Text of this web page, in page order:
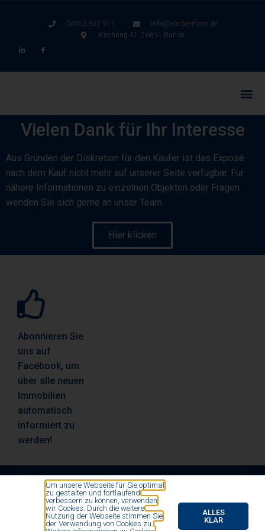
04953 922 911
info@vosse-immo.de
Kirchring 41, 26831 Bunde
Vielen Dank für Ihr Interesse
Aus Gründen der Diskretion für den Käufer ist das Exposé
nach dem Kauf nicht mehr auf unserer Seite verfügbar. Für
nähere Informationen zu einzelnen Objekten oder Fragen
wenden Sie sich gerne an unser Team.
Hier klicken
Abonnieren Sie
uns auf
Facebook, um
über alle neuen
Immobilien
automatisch
informiert zu
werden!
© All rights reserved by Vosse Immobilien- und
Finanzierungsmakler 2020
Um unsere Webseite für Sie optimal
zu gestalten und fortlaufend
verbessern zu können, verwenden
wir Cookies. Durch die weitere
Nutzung der Webseite stimmen Sie
der Verwendung von Cookies zu.
ALLES
KLAR